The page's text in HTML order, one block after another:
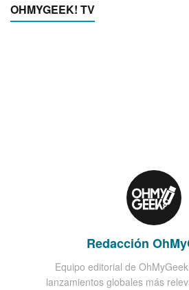
OHMYGEEK! TV
Redacción
Equipo editorial de
lanzamientos globales más